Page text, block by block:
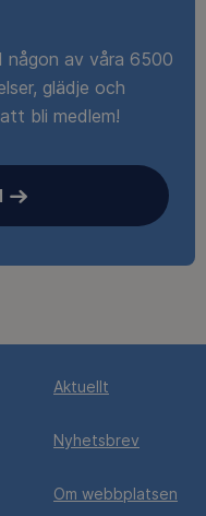
någon av våra 6500
glädje och
bli medlem!
Aktuellt
Nyhetsbrev
Om webbplatsen